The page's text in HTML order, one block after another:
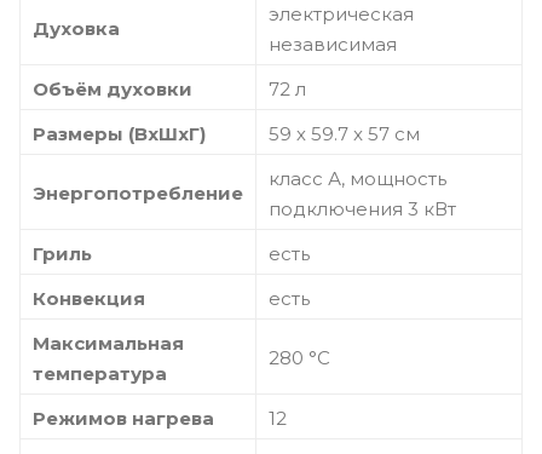
Духовка
электрическая
независимая
Объём духовки
72 л
Размеры (ВхШхГ)
59 х 59.7 x 57 см
Энергопотребление
класс А, мощность
подключения 3 кВт
Гриль
есть
Конвекция
есть
Максимальная
температура
280 °С
Режимов нагрева
12